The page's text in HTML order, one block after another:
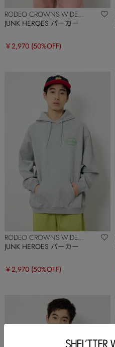
RODEO CROWNS WIDE
BOWL
JUNK HEROES パーカー
￥2,970 (50%OFF)
RODEO CROWNS WIDE
BOWL
JUNK HEROES パーカー
￥2,970 (50%OFF)